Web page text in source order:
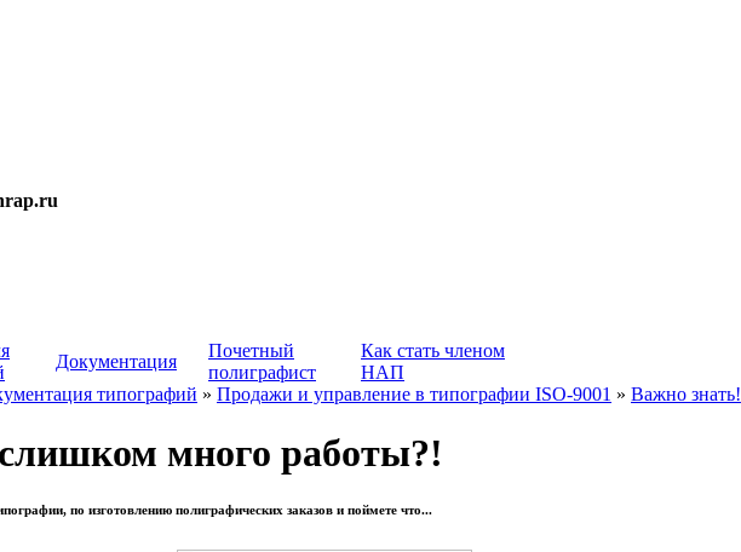
Документация
Почетный
полиграфист
Как стать членом
НАП
типографий » Продажи и управление в типографии ISO-9001 » Важно знать!
много работы?!
по изготовлению полиграфических заказов и поймете что...